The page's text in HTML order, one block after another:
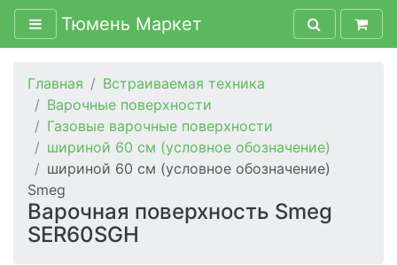
Тюмень Маркет
Главная
Встраиваемая техника
Варочные поверхности
Газовые варочные поверхности
шириной 60 см (условное обозначение)
шириной 60 см (условное обозначение)
Smeg
Варочная поверхность Smeg
SER60SGH